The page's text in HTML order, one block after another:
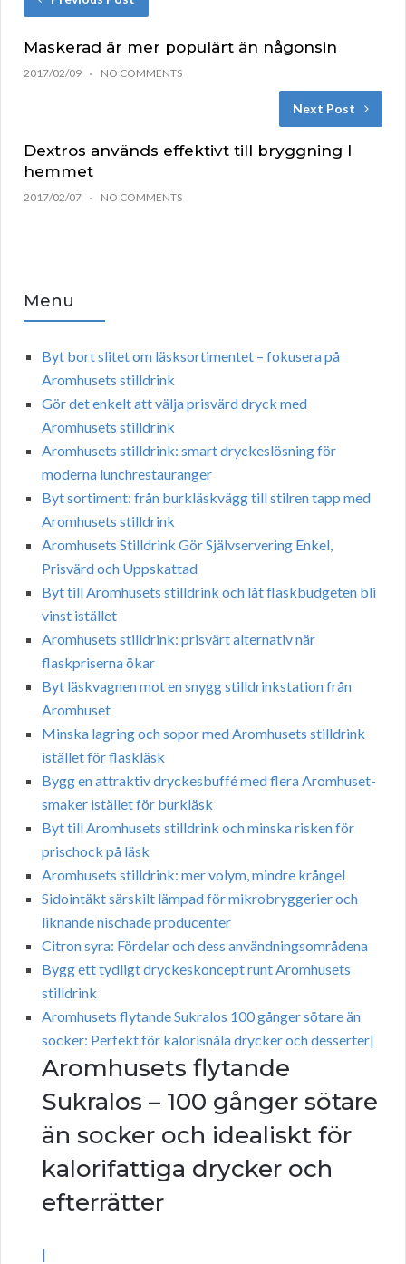
Maskerad är mer populärt än någonsin
2017/02/09 NO COMMENTS
Next Post
Dextros används effektivt till bryggning I
hemmet
2017/02/07 NO COMMENTS
Menu
Byt bort slitet om läsksortimentet – fokusera på
Aromhusets stilldrink
Gör det enkelt att välja prisvärd dryck med
Aromhusets stilldrink
Aromhusets stilldrink: smart dryckeslösning för
moderna lunchrestauranger
Byt sortiment: från burkläskvägg till stilren tapp med
Aromhusets stilldrink
Aromhusets Stilldrink Gör Självservering Enkel,
Prisvärd och Uppskattad
Byt till Aromhusets stilldrink och låt flaskbudgeten bli
vinst istället
Aromhusets stilldrink: prisvärt alternativ när
flaskpriserna ökar
Byt läskvagnen mot en snygg stilldrinkstation från
Aromhuset
Minska lagring och sopor med Aromhusets stilldrink
istället för flaskläsk
Bygg en attraktiv dryckesbuffé med flera Aromhuset-
smaker istället för burkläsk
Byt till Aromhusets stilldrink och minska risken för
prischock på läsk
Aromhusets stilldrink: mer volym, mindre krångel
Sidointäkt särskilt lämpad för mikrobryggerier och
liknande nischade producenter
Citron syra: Fördelar och dess användningsområdena
Bygg ett tydligt dryckeskoncept runt Aromhusets
stilldrink
Aromhusets flytande Sukralos 100 gånger sötare än
socker: Perfekt för kalorisnåla drycker och desserter|
Aromhusets flytande
Sukralos – 100 gånger sötare
än socker och idealiskt för
kalorifattiga drycker och
efterrätter
|